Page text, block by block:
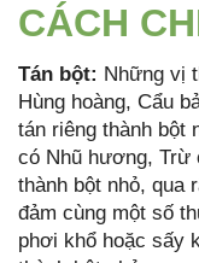
CÁCH
Tán bột: Những vị
Hùng hoàng, Cẩu
tán riêng thành bột
có Nhũ hương, Trừ
thành bột nhỏ, qua
đảm cùng một số
phơi khổ hoặc sấy